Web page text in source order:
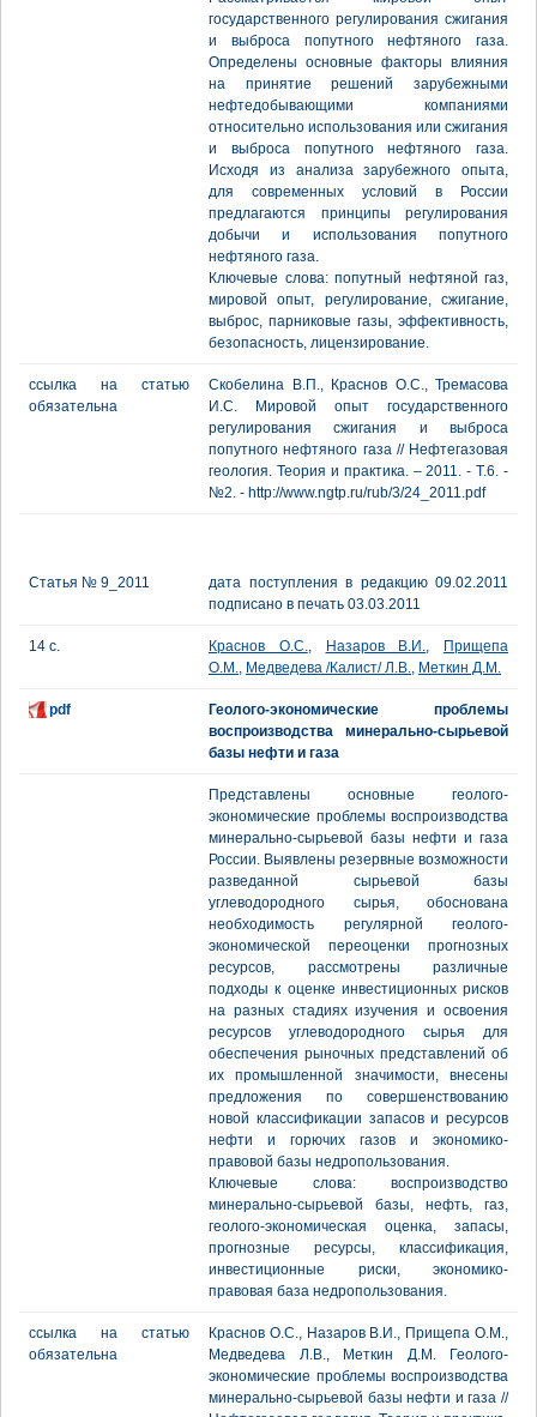
государственного регулирования сжигания
и выброса попутного нефтяного газа.
Определены основные факторы влияния
на принятие решений зарубежными
нефтедобывающими компаниями
относительно использования или сжигания
и выброса попутного нефтяного газа.
Исходя из анализа зарубежного опыта,
для современных условий в России
предлагаются принципы регулирования
добычи и использования попутного
нефтяного газа.
Ключевые слова: попутный нефтяной газ,
мировой опыт, регулирование, сжигание,
выброс, парниковые газы, эффективность,
безопасность, лицензирование.
ссылка на статью
обязательна
Скобелина В.П., Краснов О.С., Тремасова
И.С. Мировой опыт государственного
регулирования сжигания и выброса
попутного нефтяного газа // Нефтегазовая
геология. Теория и практика. – 2011. - Т.6. -
№2. - http://www.ngtp.ru/rub/3/24_2011.pdf
Статья № 9_2011
дата поступления в редакцию 09.02.2011
подписано в печать 03.03.2011
14 с. Краснов О.С., Назаров В.И.,
Прищепа
О.М., Медведева /Калист/ Л.В., Меткин Д.М.
pdf
Геолого-экономические проблемы
воспроизводства минерально-сырьевой
базы нефти и газа
Представлены основные геолого-
экономические проблемы воспроизводства
минерально-сырьевой базы нефти и газа
России. Выявлены резервные возможности
разведанной сырьевой базы
углеводородного сырья, обоснована
необходимость регулярной геолого-
экономической переоценки прогнозных
ресурсов, рассмотрены различные
подходы к оценке инвестиционных рисков
на разных стадиях изучения и освоения
ресурсов углеводородного сырья для
обеспечения рыночных представлений об
их промышленной значимости, внесены
предложения по совершенствованию
новой классификации запасов и ресурсов
нефти и горючих газов и экономико-
правовой базы недропользования.
Ключевые слова: воспроизводство
минерально-сырьевой базы, нефть, газ,
геолого-экономическая оценка, запасы,
прогнозные ресурсы, классификация,
инвестиционные риски, экономико-
правовая база недропользования.
ссылка на статью
обязательна
Краснов О.С., Назаров В.И., Прищепа О.М.,
Медведева Л.В., Меткин Д.М. Геолого-
экономические проблемы воспроизводства
минерально-сырьевой базы нефти и газа //